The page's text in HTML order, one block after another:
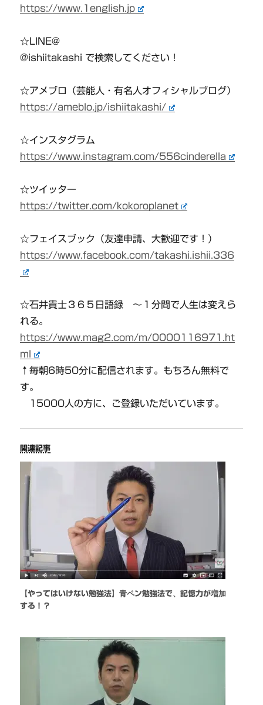
https://www.1english.jp
☆LINE@
@ishiitakashi で検索してください！
☆アメブロ（芸能人・有名人オフィシャルブログ）
https://ameblo.jp/ishiitakashi/
☆インスタグラム
https://www.instagram.com/556cinderella
☆ツイッター
https://twitter.com/kokoroplanet
☆フェイスブック（友達申請、大歓迎です！）
https://www.facebook.com/takashi.ishii.336
☆石井貴士３６５日語録 〜１分間で人生は変えら
れる。
https://www.mag2.com/m/0000116971.ht
ml
↑毎朝6時50分に配信されます。もちろん無料で
す。
15000人の方に、ご登録いただいています。
関連記事
【やってはいけない勉強法】青ペン勉強法で、記憶力が増加
する！？